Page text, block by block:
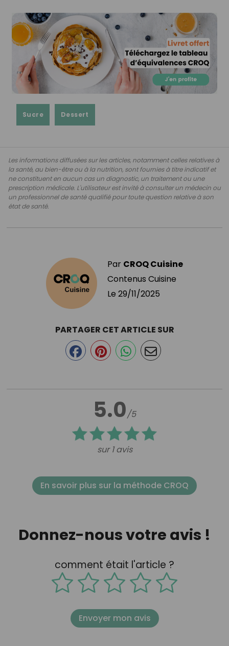
Sucre Dessert
Les informations diffusées sur les articles, notamment celles relatives à
la santé, au bien-être ou à la nutrition, sont fournies à titre indicatif et
ne constituent en aucun cas un diagnostic, un traitement ou une
prescription médicale. L'utilisateur est invité à consulter un médecin ou
un professionnel de santé qualifié pour toute question relative à son
état de santé.
Par CROQ Cuisine
Contenus Cuisine
Le 29/11/2025
5.0/5
sur 1 avis
PARTAGER CET ARTICLE SUR
En savoir plus sur la méthode CROQ
Donnez-nous votre avis !
comment était l'article ?
Envoyer mon avis